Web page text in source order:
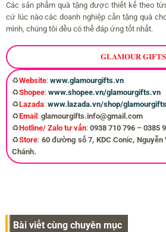
Các sản phẩm quà tặng được thiết kế theo
cứ lúc nào các doanh nghiệp cần tặng quà
mình, chúng tôi đều có thể đáp ứng tốt nhất.
𝐆𝐋𝐀𝐌𝐎𝐔𝐑 𝐆𝐈𝐅𝐓𝐒
♻️Website: www.glamourgifts.vn
♻️Shopee: www.shopee.vn/glamourgifts.vn
♻️Lazada: www.lazada.vn/shop/
♻️Email : glamourgifts.info@gmail.com
♻️Hotline/ Zalo tư vấn: 0938 710 796 – 0385
♻️Store: 60 đường số 7, KDC Conic, Nguyễn
Chánh.
Bài viết cùng chuyên mục